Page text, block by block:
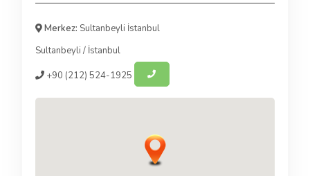
Merkez: Sultanbeyli İstanbul
Sultanbeyli / İstanbul
+90 (212) 524-1925